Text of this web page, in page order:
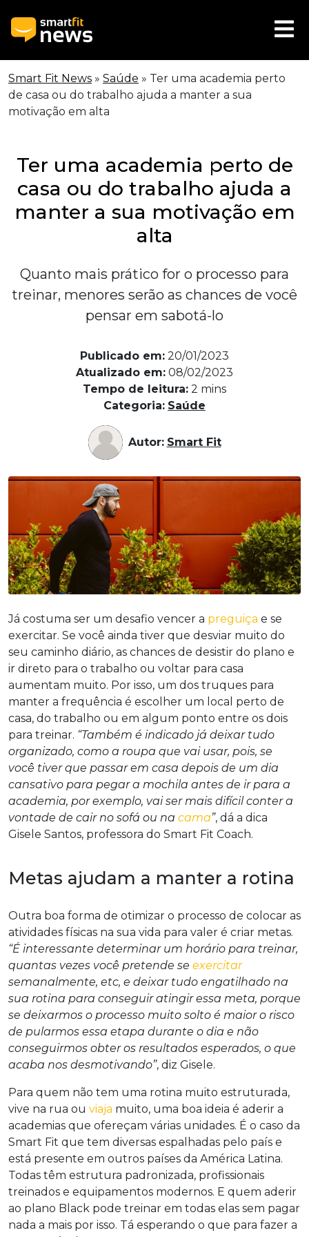
Smart Fit News » Saúde » Ter uma academia perto
de casa ou do trabalho ajuda a manter a sua
motivação em alta
Ter uma academia perto de
casa ou do trabalho ajuda a
manter a sua motivação em
alta
Quanto mais prático for o processo para
treinar, menores serão as chances de você
pensar em sabotá-lo
Publicado em: 20/01/2023
Atualizado em: 08/02/2023
Tempo de leitura: 2 mins
Categoria: Saúde
Autor: Smart Fit
Já costuma ser um desafio vencer a preguiça e se
exercitar. Se você ainda tiver que desviar muito do
seu caminho diário, as chances de desistir do plano e
ir direto para o trabalho ou voltar para casa
aumentam muito. Por isso, um dos truques para
manter a frequência é escolher um local perto de
casa, do trabalho ou em algum ponto entre os dois
para treinar. “Também é indicado já deixar tudo
organizado, como a roupa que vai usar, pois, se
você tiver que passar em casa depois de um dia
cansativo para pegar a mochila antes de ir para a
academia, por exemplo, vai ser mais difícil conter a
vontade de cair no sofá ou na cama”, dá a dica
Gisele Santos, professora do Smart Fit Coach.
Metas ajudam a manter a rotina
Outra boa forma de otimizar o processo de colocar as
atividades físicas na sua vida para valer é criar metas.
“É interessante determinar um horário para treinar,
quantas vezes você pretende se exercitar
semanalmente, etc, e deixar tudo engatilhado na
sua rotina para conseguir atingir essa meta, porque
se deixarmos o processo muito solto é maior o risco
de pularmos essa etapa durante o dia e não
conseguirmos obter os resultados esperados, o que
acaba nos desmotivando”, diz Gisele.
Para quem não tem uma rotina muito estruturada,
vive na rua ou viaja muito, uma boa ideia é aderir a
academias que ofereçam várias unidades. É o caso da
Smart Fit que tem diversas espalhadas pelo país e
está presente em outros países da América Latina.
Todas têm estrutura padronizada, profissionais
treinados e equipamentos modernos. E quem aderir
ao plano Black pode treinar em todas elas sem pagar
nada a mais por isso. Tá esperando o que para fazer a